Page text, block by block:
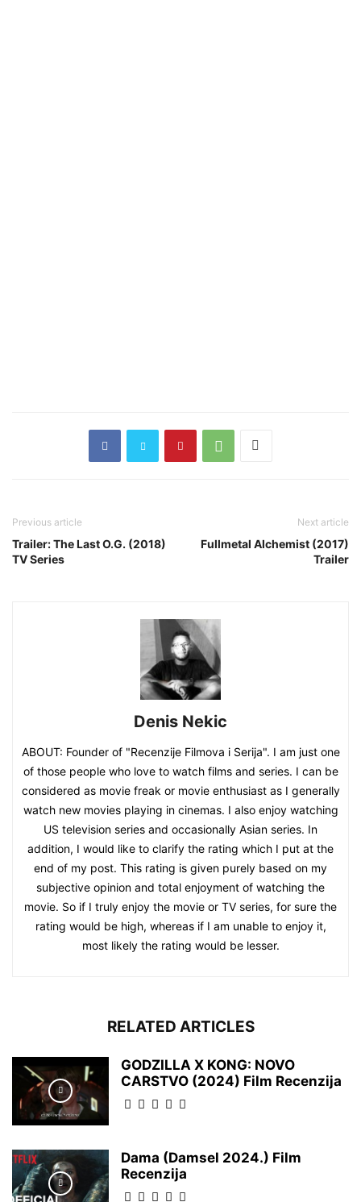
Previous article
Trailer: The Last O.G. (2018)
TV Series
Next article
Fullmetal Alchemist (2017)
Trailer
Denis Nekic
ABOUT: Founder of "Recenzije Filmova i Serija". I am just one
of those people who love to watch films and series. I can be
considered as movie freak or movie enthusiast as I generally
watch new movies playing in cinemas. I also enjoy watching
US television series and occasionally Asian series. In
addition, I would like to clarify the rating which I put at the
end of my post. This rating is given purely based on my
subjective opinion and total enjoyment of watching the
movie. So if I truly enjoy the movie or TV series, for sure the
rating would be high, whereas if I am unable to enjoy it,
most likely the rating would be lesser.
RELATED ARTICLES
GODZILLA X KONG: NOVO
CARSTVO (2024) Film Recenzija
Dama (Damsel 2024.) Film
Recenzija